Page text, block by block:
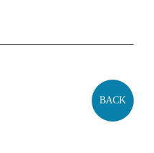
BACK